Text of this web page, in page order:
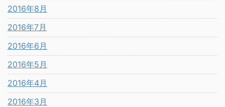
2016年8月
2016年7月
2016年6月
2016年5月
2016年4月
2016年3月